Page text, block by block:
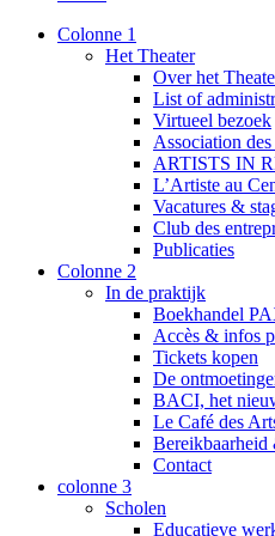
Colonne 1
Het Theater
Over het
List of
Virtueel bezoek
Association
ARTISTS IN
L’Artiste au
Vacatures &
Club des
Publicaties
Colonne 2
In de praktijk
Boekhandel
Accès & infos
Tickets kopen
De
BACI, het
Le Café des
Bereikbaarheid
Contact
colonne 3
Scholen
Educatieve